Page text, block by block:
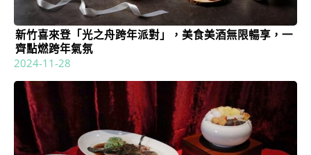
新竹喜來登「光之舟跨年派對」，美食美酒無限暢享，一
齊點燃跨年氣氛
2024-11-28